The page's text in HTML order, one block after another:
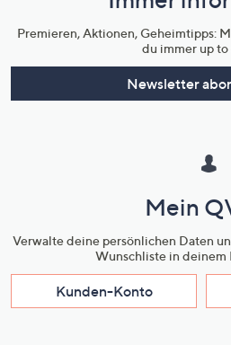
Premieren, Aktionen, Geheimtipps:
du immer up
Newsletter
Mein
Verwalte deine persönlichen Daten
Wunschliste in deinem
Kunden-Konto